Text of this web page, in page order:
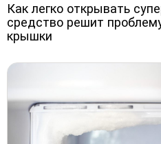
Как легко открывать
средство решит
крышки